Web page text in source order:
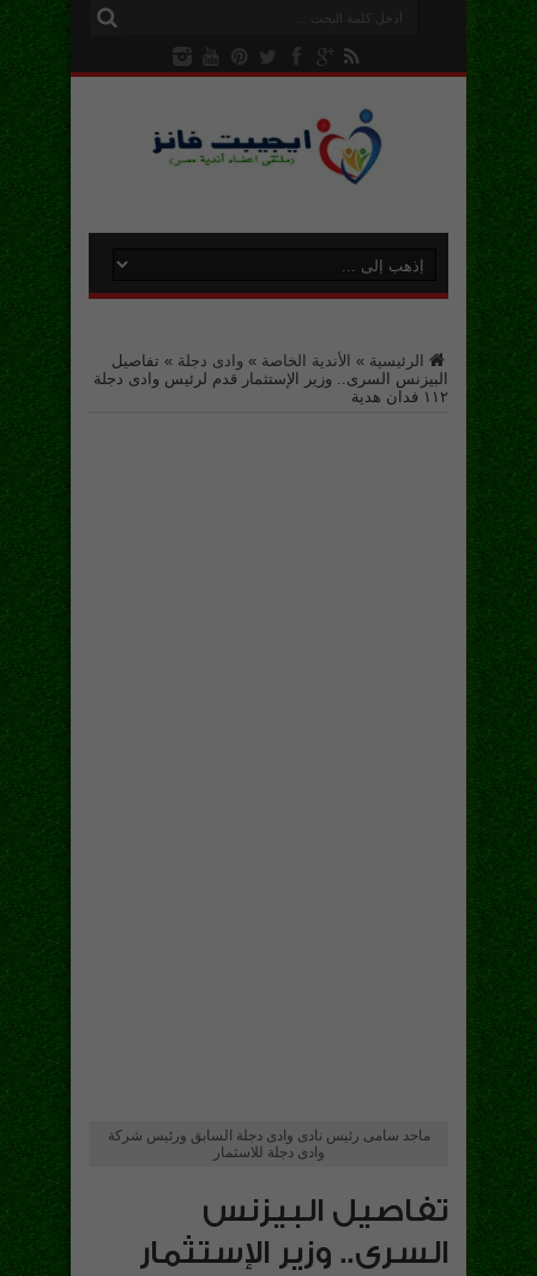
الرئيسية » الأندية الخاصة » وادى دجلة » تفاصيل
البيزنس السرى.. وزير الإستثمار قدم لرئيس وادى دجلة
١١٢ فدان هدية
ماجد سامى رئيس نادى وادى دجلة السابق ورئيس شركة
وادى دجلة للاسثمار
تفاصيل البيزنس
السرى.. وزير الإستثمار